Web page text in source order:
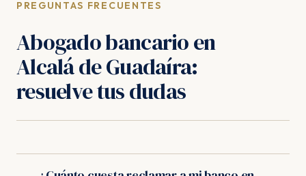
PREGUNTAS FRECUENTES
Abogado bancario en
Alcalá de Guadaíra:
resuelve tus dudas